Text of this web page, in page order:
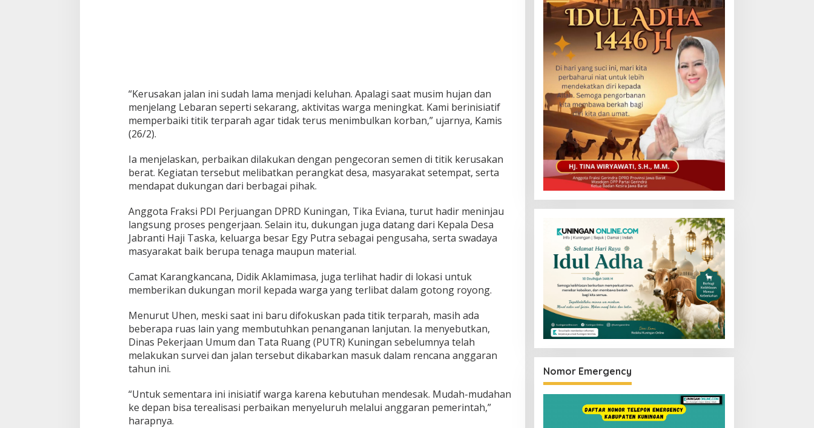
“Kerusakan jalan ini sudah lama menjadi keluhan. Apalagi saat musim hujan dan
menjelang Lebaran seperti sekarang, aktivitas warga meningkat. Kami berinisiatif
memperbaiki titik terparah agar tidak terus menimbulkan korban,” ujarnya, Kamis
(26/2).
Ia menjelaskan, perbaikan dilakukan dengan pengecoran semen di titik kerusakan
berat. Kegiatan tersebut melibatkan perangkat desa, masyarakat setempat, serta
mendapat dukungan dari berbagai pihak.
Anggota Fraksi PDI Perjuangan DPRD Kuningan, Tika Eviana, turut hadir meninjau
langsung proses pengerjaan. Selain itu, dukungan juga datang dari Kepala Desa
Jabranti Haji Taska, keluarga besar Egy Putra sebagai pengusaha, serta swadaya
masyarakat baik berupa tenaga maupun material.
Camat Karangkancana, Didik Aklamimasa, juga terlihat hadir di lokasi untuk
memberikan dukungan moril kepada warga yang terlibat dalam gotong royong.
Menurut Uhen, meski saat ini baru difokuskan pada titik terparah, masih ada
beberapa ruas lain yang membutuhkan penanganan lanjutan. Ia menyebutkan,
Dinas Pekerjaan Umum dan Tata Ruang (PUTR) Kuningan sebelumnya telah
melakukan survei dan jalan tersebut dikabarkan masuk dalam rencana anggaran
tahun ini.
“Untuk sementara ini inisiatif warga karena kebutuhan mendesak. Mudah-mudahan
ke depan bisa terealisasi perbaikan menyeluruh melalui anggaran pemerintah,”
harapnya.
Nomor Emergency